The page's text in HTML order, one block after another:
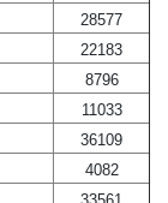
28577
22183
8796
11033
36109
4082